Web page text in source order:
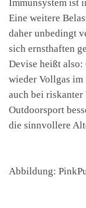
Immunsystem ist
Eine weitere
daher unbedingt
sich ernsthaften
Devise heißt
wieder Vollgas
auch bei
Outdoorsport
die sinnvollere
Abbildung: